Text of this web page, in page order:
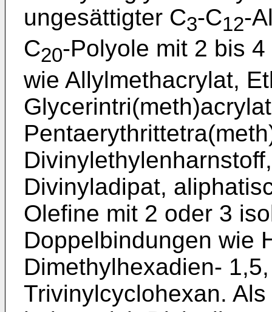
ungesättigter C3-C12-
C20-Polyole mit 2 bis
wie Allylmethacrylat,
Divinyladipat,
Olefine mit 2 oder 3
Doppelbindungen wie
Dimethylhexadien-
Trivinylcyclohexan.